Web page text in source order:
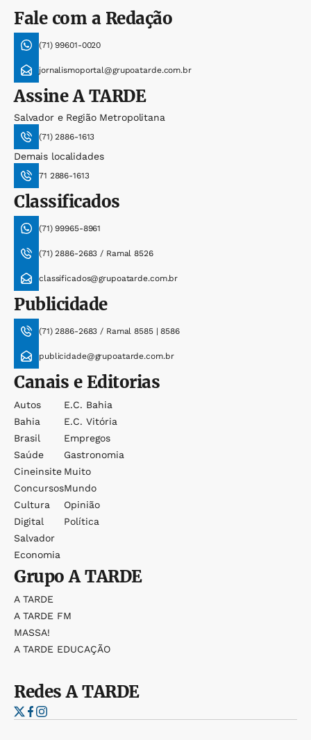
Fale com a Redação
(71) 99601-0020
jornalismoportal@grupoatarde.com.br
AssineA TARDE
Salvador e Região Metropolitana
(71) 2886-1613
Demais localidades
71 2886-1613
Classificados
(71) 99965-8961
(71) 2886-2683 / Ramal 8526
classificados@grupoatarde.com.br
Publicidade
(71) 2886-2683 / Ramal 8585 | 8586
publicidade@grupoatarde.com.br
Canais e Editorias
Autos
Bahia
Brasil
Saúde
Cineinsite
Concursos
Cultura
Digital
Salvador
Economia
E.c. Bahia
E.c. Vitória
Empregos
Gastronomia
Muito
Mundo
Opinião
Política
GrupoA TARDE
A TARDE
A TARDE FM
MASSA!
A TARDE EDUCAÇÃO
RedesA TARDE